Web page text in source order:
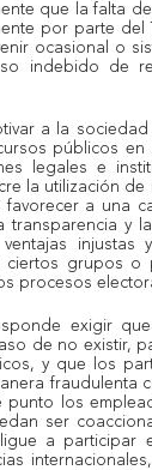
que la falta
por parte del
ocasional o
indebido de
a la
públicos en
legales e
la utilización
a una
y
injustas
ciertos grupos
procesos
exigir
de no existir,
y que los
fraudulenta
punto los
ser
a participar